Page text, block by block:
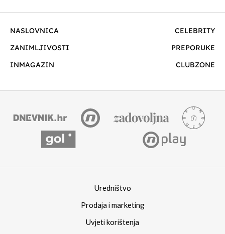
NASLOVNICA
CELEBRITY
ZANIMLJIVOSTI
PREPORUKE
INMAGAZIN
CLUBZONE
Uredništvo
Prodaja i marketing
Uvjeti korištenja